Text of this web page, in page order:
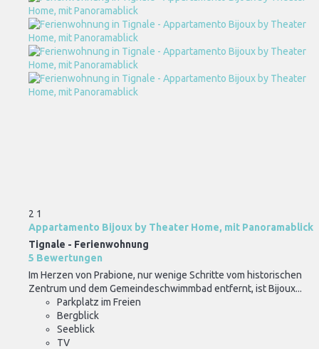
2 1
Appartamento Bijoux by Theater Home, mit Panoramablick
Tignale - Ferienwohnung
5 Bewertungen
Im Herzen von Prabione, nur wenige Schritte vom historischen
Zentrum und dem Gemeindeschwimmbad entfernt, ist Bijoux...
Parkplatz im Freien
Bergblick
Seeblick
TV